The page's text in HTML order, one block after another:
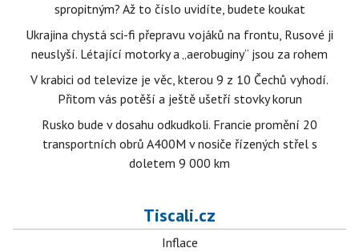
spropitným? Až to číslo uvidíte, budete koukat
Ukrajina chystá sci-fi přepravu vojáků na frontu, Rusové ji
neuslyší. Létající motorky a „aerobuginy“ jsou za rohem
V krabici od televize je věc, kterou 9 z 10 Čechů vyhodí.
Přitom vás potěší a ještě ušetří stovky korun
Rusko bude v dosahu odkudkoli. Francie promění 20
transportních obrů A400M v nosiče řízených střel s
doletem 9 000 km
Tiscali.cz
Inflace